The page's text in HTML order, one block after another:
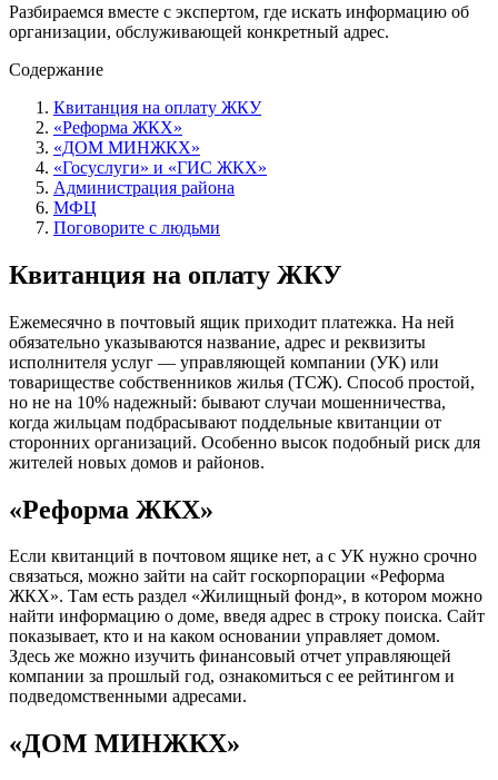
Разбираемся вместе с экспертом, где искать информацию об
организации, обслуживающей конкретный адрес.
Содержание
Квитанция на оплату ЖКУ
«Реформа ЖКХ»
«ДОМ МИНЖКХ»
«Госуслуги» и «ГИС ЖКХ»
Администрация района
МФЦ
Поговорите с людьми
Квитанция на оплату ЖКУ
Ежемесячно в почтовый ящик приходит платежка. На ней
обязательно указываются название, адрес и реквизиты
исполнителя услуг — управляющей компании (УК) или
товариществе собственников жилья (ТСЖ). Способ простой,
но не на 10% надежный: бывают случаи мошенничества,
когда жильцам подбрасывают поддельные квитанции от
сторонних организаций. Особенно высок подобный риск для
жителей новых домов и районов.
«Реформа ЖКХ»
Если квитанций в почтовом ящике нет, а с УК нужно срочно
связаться, можно зайти на сайт госкорпорации «Реформа
ЖКХ». Там есть раздел «Жилищный фонд», в котором можно
найти информацию о доме, введя адрес в строку поиска. Сайт
показывает, кто и на каком основании управляет домом.
Здесь же можно изучить финансовый отчет управляющей
компании за прошлый год, ознакомиться с ее рейтингом и
подведомственными адресами.
«ДОМ МИНЖКХ»